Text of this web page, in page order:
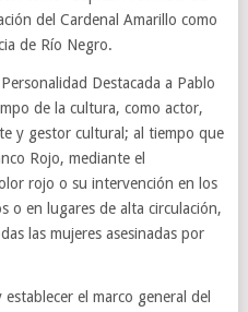
del Cardenal Amarillo como
de Río Negro.
Destacada a Pablo
de la cultura, como actor,
y gestor cultural; al tiempo que
Rojo, mediante el
rojo o su intervención en los
o en lugares de alta circulación,
las mujeres asesinadas por
el marco general del